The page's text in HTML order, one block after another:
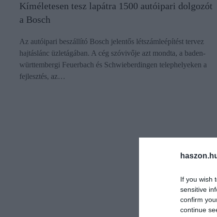
If you wish
sensitive
confirm
continue
Kíméletesen tesz lapátra 1500 autóipari dolgozót
a Bosch
Az autóipari beszállító Bosch jelentős létszámleépítést tervez
hajtáslánc üzletágában. A cég szóvivője azt mondta, a baden-
württembergi Feuerbach és Schwieberdingen telephelyeken a
fejlesztés, az…